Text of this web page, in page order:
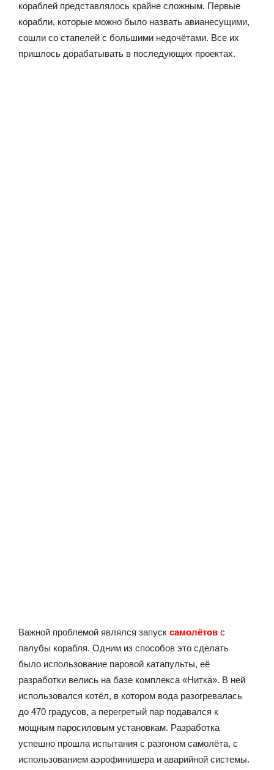
кораблей представлялось крайне сложным. Первые
корабли, которые можно было назвать авианесущими,
сошли со стапелей с большими недочётами. Все их
пришлось дорабатывать в последующих проектах.
Важной проблемой являлся запуск самолётов с
палубы корабля. Одним из способов это сделать
было использование паровой катапульты, её
разработки велись на базе комплекса «Нитка». В ней
использовался котёл, в котором вода разогревалась
до 470 градусов, а перегретый пар подавался к
мощным паросиловым установкам. Разработка
успешно прошла испытания с разгоном самолёта, с
использованием аэрофинишера и аварийной системы.